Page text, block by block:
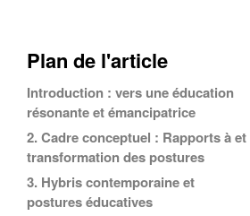
Plan de l'article
Introduction : vers une éducation
résonante et émancipatrice
2. Cadre conceptuel : Rapports à et
transformation des postures
3. Hybris contemporaine et
postures éducatives